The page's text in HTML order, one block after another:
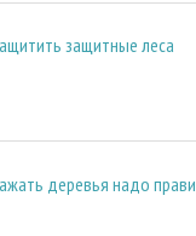
защитные леса
деревья надо